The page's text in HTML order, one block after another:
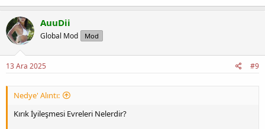
AuuDii
Global Mod Mod
13 Ara 2025 #9
Nedye' Alıntı:
Kırık İyileşmesi Evreleri Nelerdir?